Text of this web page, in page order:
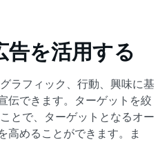
を活用する
ラフィック、行動、興味に基
伝できます。ターゲットを絞
とで、ターゲットとなるオー
高めることができます。ま